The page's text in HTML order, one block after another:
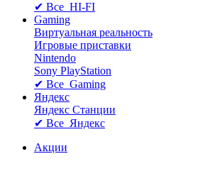
✔ Все HI-FI
Gaming
Виртуальная реальность
Игровые приставки
Nintendo
Sony PlayStation
✔ Все Gaming
Яндекс
Яндекс Станции
✔ Все Яндекс
Акции